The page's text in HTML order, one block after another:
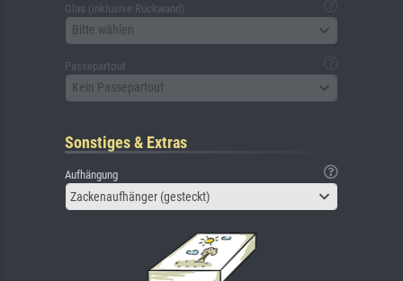
Glas (inklusive Rückwand)
Bitte wählen
Passepartout
Kein Passepartout
Sonstiges & Extras
Aufhängung
Zackenaufhänger (gesteckt)